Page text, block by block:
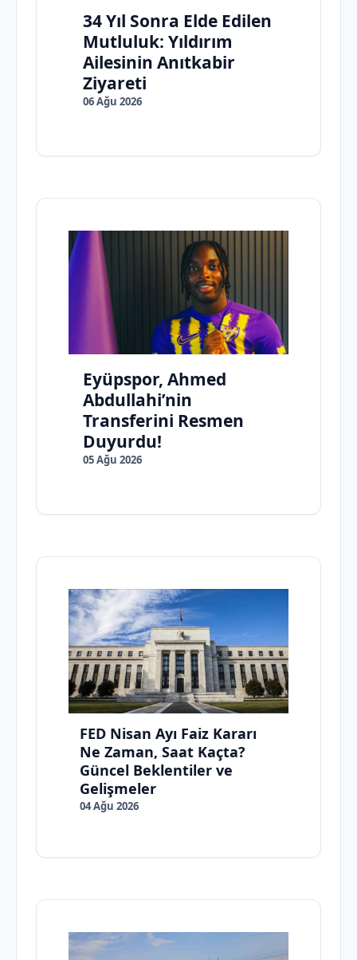
34 Yıl Sonra Elde Edilen
Mutluluk: Yıldırım
Ailesinin Anıtkabir
Ziyareti
06 Ağu 2026
Eyüpspor, Ahmed
Abdullahi’nin
Transferini Resmen
Duyurdu!
05 Ağu 2026
FED Nisan Ayı Faiz Kararı
Ne Zaman, Saat Kaçta?
Güncel Beklentiler ve
Gelişmeler
04 Ağu 2026